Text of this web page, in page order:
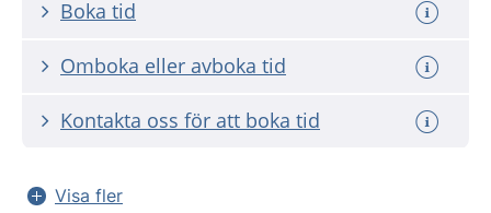
Boka tid
Omboka eller avboka tid
Kontakta oss för att boka tid
Visa fler